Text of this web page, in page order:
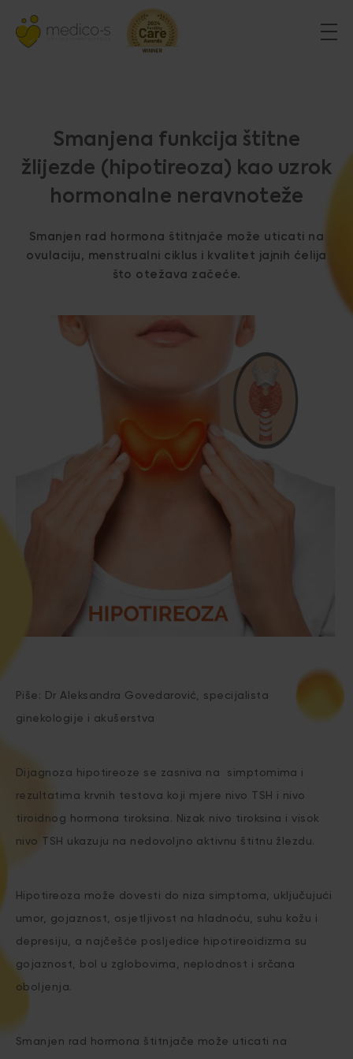
Smanjena funkcija štitne
žlijezde (hipotireoza) kao uzrok
hormonalne neravnoteže
Smanjen rad hormona štitnjače može uticati na
ovulaciju, menstrualni ciklus i kvalitet jajnih ćelija
što otežava začeće.
Piše: Dr Aleksandra Govedarović, specijalista
ginekologije i akušerstva
Dijagnoza hipotireoze se zasniva na simptomima i
rezultatima krvnih testova koji mjere nivo TSH i nivo
tiroidnog hormona tiroksina. Nizak nivo tiroksina i visok
nivo TSH ukazuju na nedovoljno aktivnu štitnu žlezdu.
Hipotireoza može dovesti do niza simptoma, uključujući
umor, gojaznost, osjetljivost na hladnoću, suhu kožu i
depresiju, a najčešće posljedice hipotireoidizma su
gojaznost, bol u zglobovima, neplodnost i srčana
oboljenja.
Smanjen rad hormona štitnjače može uticati na